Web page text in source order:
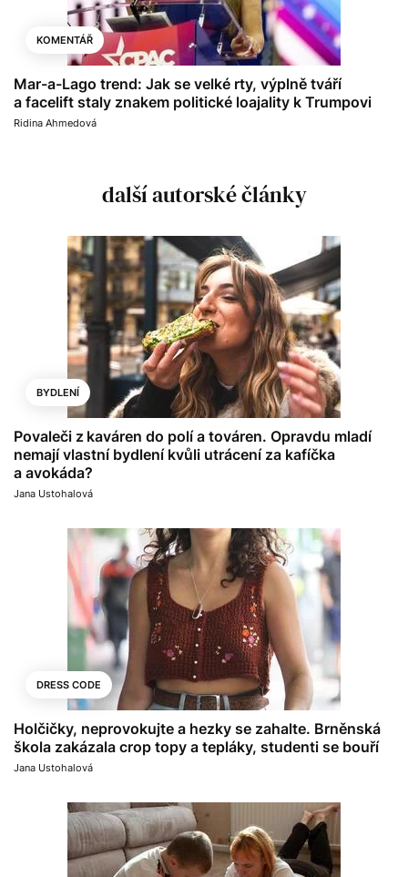
KOMENTÁŘ
Mar-a-Lago trend: Jak se velké rty, výplně tváří
a facelift staly znakem politické loajality k Trumpovi
Ridina Ahmedová
další autorské články
BYDLENÍ
Povaleči z kaváren do polí a továren. Opravdu mladí
nemají vlastní bydlení kvůli utrácení za kafíčka
a avokáda?
Jana Ustohalová
DRESS CODE
Holčičky, neprovokujte a hezky se zahalte. Brněnská
škola zakázala crop topy a tepláky, studenti se bouří
Jana Ustohalová